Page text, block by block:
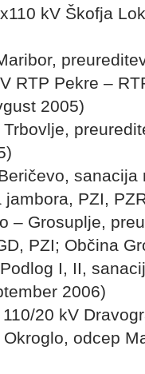
kV Škofja
RTP Pekre –
2005)
sanacija
PZI,
– Grosuplje,
PZI; Občina
I, II,
2006)
20 kV
odcep